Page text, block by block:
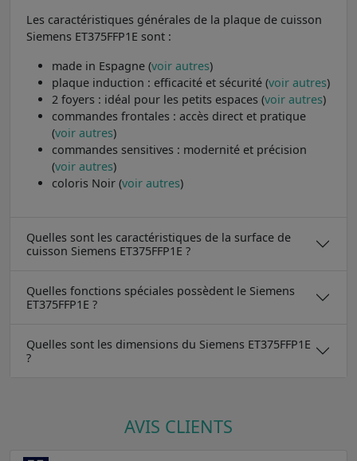
Les caractéristiques générales de la plaque de cuisson
Siemens ET375FFP1E sont :
made in Espagne (voir autres)
plaque induction : efficacité et sécurité (voir autres)
2 foyers : idéal pour les petits espaces (voir autres)
commandes frontales : accès direct et pratique
(voir autres)
commandes sensitives : modernité et précision
(voir autres)
coloris Noir (voir autres)
Quelles sont les caractéristiques de la surface de
cuisson Siemens ET375FFP1E ?
Quelles fonctions spéciales possèdent le Siemens
ET375FFP1E ?
Quelles sont les dimensions du Siemens ET375FFP1E
?
AVIS CLIENTS